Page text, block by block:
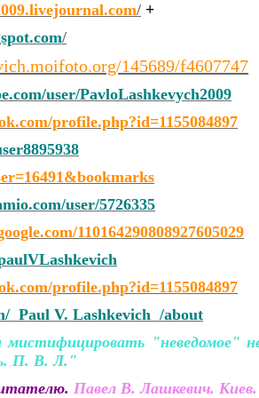
/ +
/
145689/f4607747
user/PavloLashkevych2009
profile.php?id=1155084897
user/5726335
110164290808927605029
profile.php?id=1155084897
Paul V. Lashkevich /about
"неведомое"
П. В. Л."
Павел В. Лашкевич. Киев.